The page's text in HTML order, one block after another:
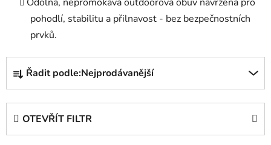
pohodlí, stabilitu a přilnavost - bez bezpečnostních
prvků.
Ř
z
Řadit podle:Nejprodávanější
OTEVŘÍT FILTR